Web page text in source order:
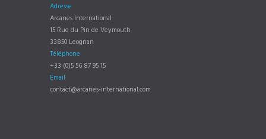
Adresse
Arcanes International
15 Rue du Pin de Veymouth
33850 Leognan
Téléphone
+33 (0)5 56 87 95 15
Email
contact@arcanes-international.com